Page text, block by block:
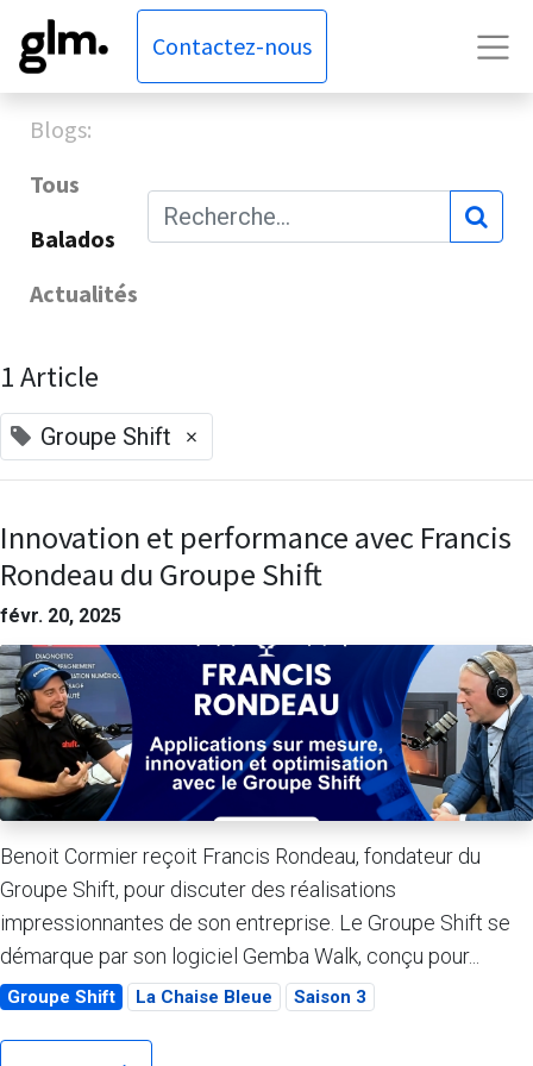
Contactez-nous
Blogs:
Tous
Balados
Actualités
1 Article
Groupe Shift ×
Innovation et performance avec Francis
Rondeau du Groupe Shift
févr. 20, 2025
Benoit Cormier reçoit Francis Rondeau, fondateur du
Groupe Shift, pour discuter des réalisations
impressionnantes de son entreprise. Le Groupe Shift se
démarque par son logiciel Gemba Walk, conçu pour...
Groupe Shift La Chaise Bleue Saison 3